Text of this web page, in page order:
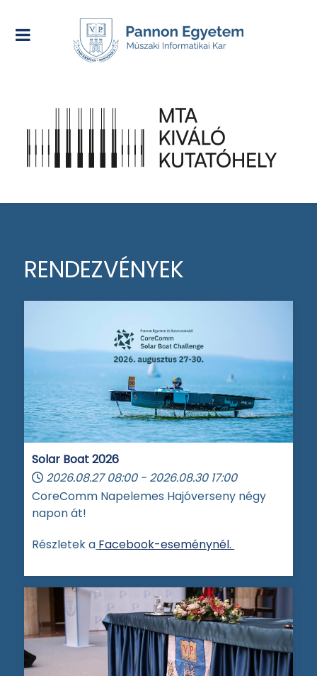
RENDEZVÉNYEK
Solar Boat 2026
2026.08.27 08:00 - 2026.08.30 17:00
CoreComm Napelemes Hajóverseny négy
napon át!
Részletek a Facebook-eseménynél.